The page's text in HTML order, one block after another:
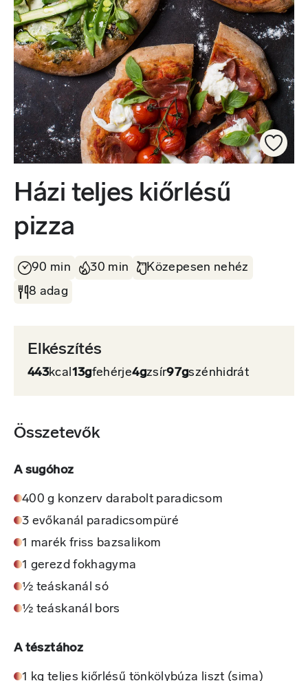
Házi teljes kiőrlésű
pizza
90 min 30 min
Közepesen nehéz
8 adag
Elkészítés
443kcal13gfehérje4gzsír97gszénhidrát
Összetevők
A sugóhoz
400 g konzerv darabolt paradicsom
3 evőkanál paradicsompüré
1 marék friss bazsalikom
1 gerezd fokhagyma
½ teáskanál só
½ teáskanál bors
A tésztához
1 kg teljes kiőrlésű tönkölybúza liszt (sima)